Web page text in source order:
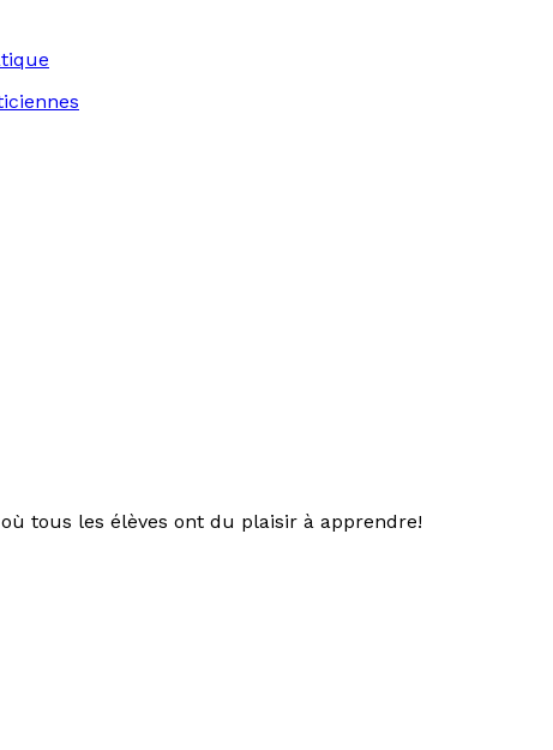
tous les élèves ont du plaisir à apprendre!